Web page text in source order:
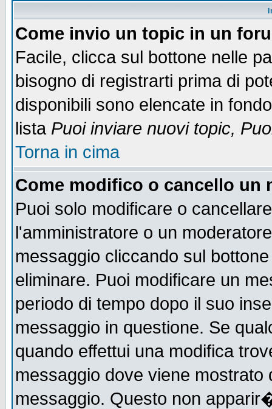
Come invio un topic in un
Facile, clicca sul bottone nelle
bisogno di registrarti prima di
disponibili sono elencate in
lista Puoi inviare nuovi topic,
Torna in cima
Come modifico o cancello un
Puoi solo modificare o
l'amministratore o un
messaggio cliccando sul
eliminare. Puoi modificare un
periodo di tempo dopo il suo
messaggio in questione. Se
quando effettui una modifica
messaggio dove viene mostrato
messaggio. Questo non